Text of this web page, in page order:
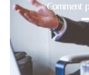
Comment